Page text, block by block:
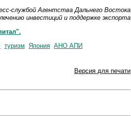
службой Агентства Дальнего Востока
инвестиций и поддержке экспорта
туризм Япония АНО АПИ
Версия для печати